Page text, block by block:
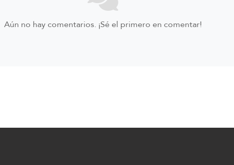
Aún no hay comentarios. ¡Sé el primero en comentar!